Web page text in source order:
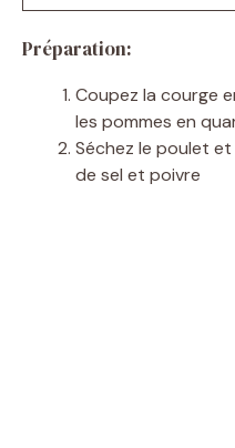
Préparation:
Coupez la courge
les pommes en
Séchez le poulet
de sel et poivre